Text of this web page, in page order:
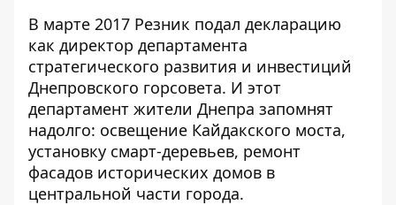
В марте 2017 Резник подал декларацию
как директор департамента
стратегического развития и инвестиций
Днепровского горсовета. И этот
департамент жители Днепра запомнят
надолго: освещение Кайдакского моста,
установку смарт-деревьев, ремонт
фасадов исторических домов в
центральной части города.